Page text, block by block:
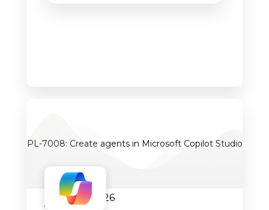
PL-7008: Create agents in Microsoft Copilot Studio
24.08.2026